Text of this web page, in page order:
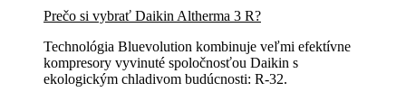
Prečo si vybrať Daikin Altherma 3 R?
Technológia Bluevolution kombinuje veľmi efektívne
kompresory vyvinuté spoločnosťou Daikin s
ekologickým chladivom budúcnosti: R-32.